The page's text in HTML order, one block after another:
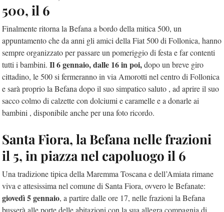
500, il 6
Finalmente ritorna la Befana a bordo della mitica 500, un
appuntamento che da anni gli amici della Fiat 500 di Follonica, hanno
sempre organizzato per passare un pomeriggio di festa e far contenti
tutti i bambini. Il 6 gennaio, dalle 16 in poi,dopo un breve giro
cittadino, le 500 si fermeranno in via Amorotti nel centro di Follonica
e sarà proprio la Befana dopo il suo simpatico saluto , ad aprire il suo
sacco colmo di calzette con dolciumi e caramelle e a donarle ai
bambini , disponibile anche per una foto ricordo.
Santa Fiora, la Befana nelle frazioni
il 5, in piazza nel capoluogo il 6
Una tradizione tipica della Maremma Toscana e dell’Amiata rimane
viva e attesissima nel comune di Santa Fiora, ovvero le Befanate:
giovedì 5 gennaio, a partire dalle ore 17, nelle frazioni la Befana
busserà alle porte delle abitazioni con la sua allegra compagnia di